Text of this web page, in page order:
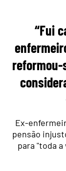
“Fui
reformou-
Ex-
pensão
para "toda